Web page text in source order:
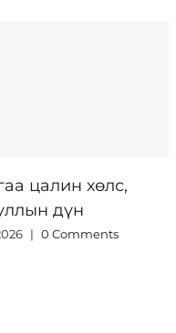
Дүрэм, үйл
чиглэл
March 31st, 2026 0